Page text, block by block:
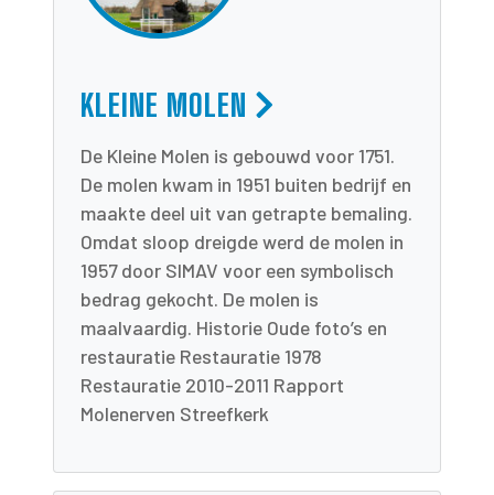
KLEINE MOLEN
De Kleine Molen is gebouwd voor 1751.
De molen kwam in 1951 buiten bedrijf en
maakte deel uit van getrapte bemaling.
Omdat sloop dreigde werd de molen in
1957 door SIMAV voor een symbolisch
bedrag gekocht. De molen is
maalvaardig. Historie Oude foto’s en
restauratie Restauratie 1978
Restauratie 2010-2011 Rapport
Molenerven Streefkerk